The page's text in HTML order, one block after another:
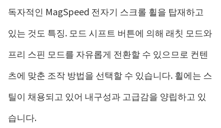
독자적인 MagSpeed ​​전자기 스크롤 휠을 탑재하고
있는 것도 특징. 모드 시프트 버튼에 의해 래칫 모드와
프리 스핀 모드를 자유롭게 전환할 수 있으므로 컨텐
츠에 맞춘 조작 방법을 선택할 수 있습니다. 휠에는 스
틸이 채용되고 있어 내구성과 고급감을 양립하고 있
습니다.